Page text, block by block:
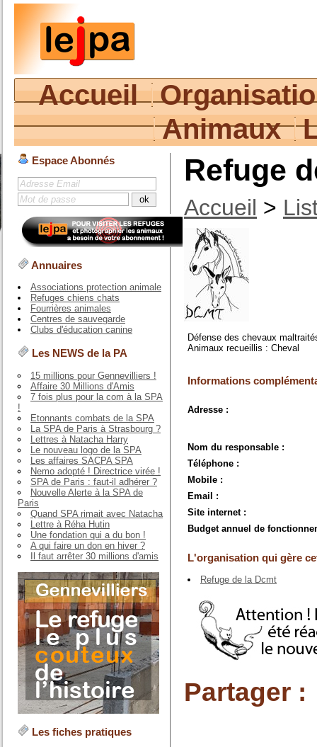
Accueil
Animaux
Espace Abonnés
Annuaires
Associations protection animale
Refuges chiens chats
Fourrières animales
Centres de sauvegarde
Clubs d'éducation canine
Les NEWS de la PA
15 millions pour Gennevilliers !
Affaire 30 Millions d'Amis
7 fois plus pour la com à la SPA
!
Etonnants combats de la SPA
La SPA de Paris à Strasbourg ?
Lettres à Natacha Harry
Le nouveau logo de la SPA
Les affaires SACPA SPA
Nemo adopté ! Directrice virée !
SPA de Paris : faut-il adhérer ?
Nouvelle Alerte à la SPA de
Paris
Quand SPA rimait avec Natacha
Lettre à Réha Hutin
Une fondation qui a du bon !
A qui faire un don en hiver ?
Il faut arrêter 30 millions d'amis
Les fiches pratiques
Refuge
Accueil >
Défense des chevaux
Animaux recueillis : Cheval
Informations
Adresse :
Nom du responsable :
Téléphone :
Mobile :
Email :
Site internet :
Budget annuel de
L'organisation qui gère
Refuge de la Dcmt
Partager :